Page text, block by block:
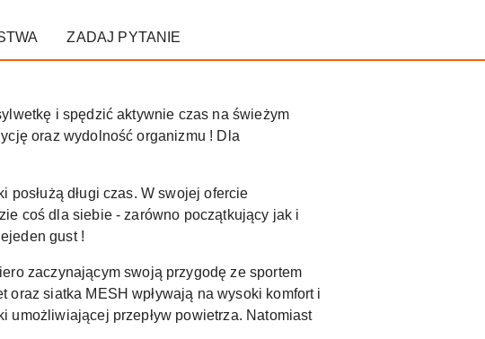
ZADAJ PYTANIE
i spędzić aktywnie czas na świeżym
oraz wydolność organizmu ! Dla
długi czas. W swojej ofercie
coś dla siebie - zarówno początkujący jak i
gust !
zaczynającym swoją przygodę ze sportem
siatka MESH wpływają na wysoki komfort i
umożliwiającej przepływ powietrza. Natomiast